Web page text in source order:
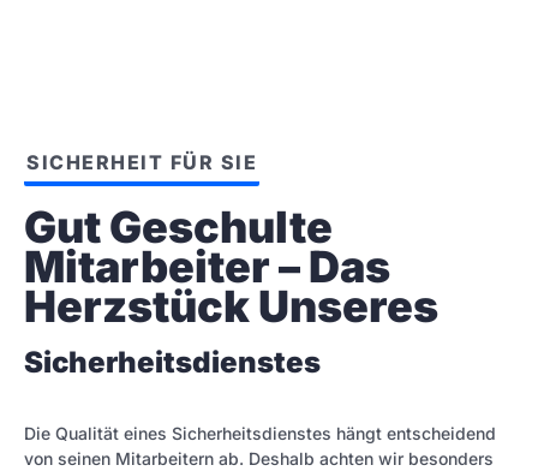
SICHERHEIT FÜR SIE
Gut Geschulte
Mitarbeiter – Das
Herzstück Unseres
Sicherheitsdienstes
Die Qualität eines Sicherheitsdienstes hängt entscheidend
von seinen Mitarbeitern ab. Deshalb achten wir besonders